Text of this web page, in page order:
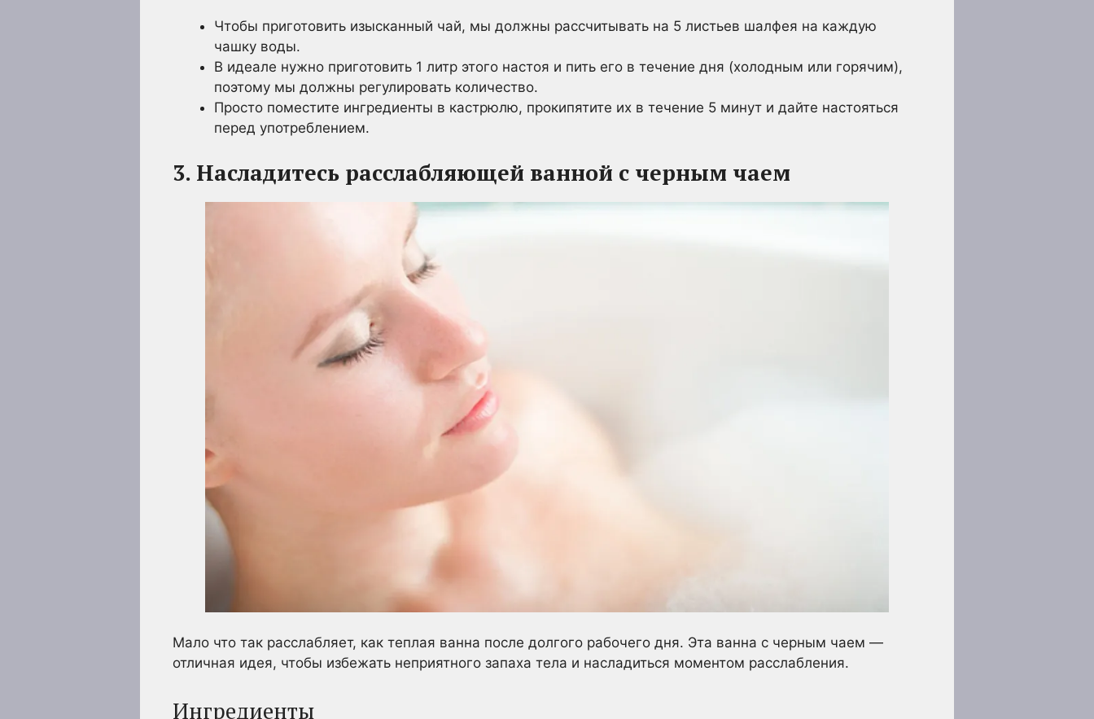
Чтобы приготовить изысканный чай, мы должны рассчитывать на 5 листьев шалфея на каждую
чашку воды.
В идеале нужно приготовить 1 литр этого настоя и пить его в течение дня (холодным или горячим),
поэтому мы должны регулировать количество.
Просто поместите ингредиенты в кастрюлю, прокипятите их в течение 5 минут и дайте настояться
перед употреблением.
3. Насладитесь расслабляющей ванной с черным чаем
Мало что так расслабляет, как теплая ванна после долгого рабочего дня. Эта ванна с черным чаем —
отличная идея, чтобы избежать неприятного запаха тела и насладиться моментом расслабления.
Ингредиенты